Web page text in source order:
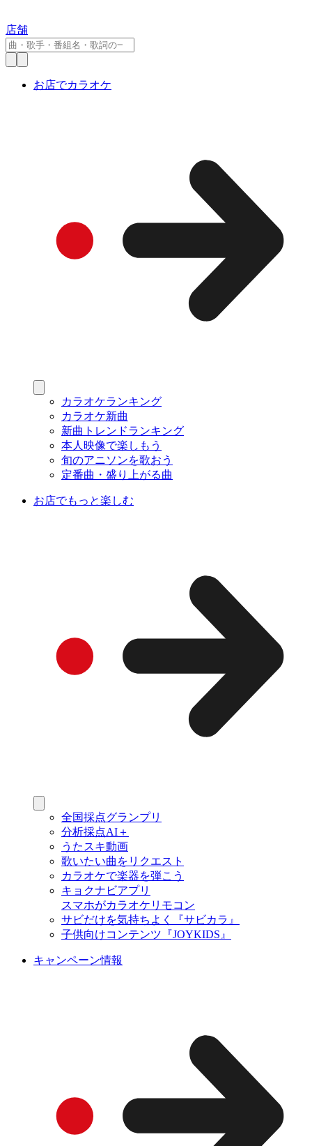
店舗
お店でカラオケ
カラオケランキング
カラオケ新曲
新曲トレンドランキング
本人映像で楽しもう
旬のアニソンを歌おう
定番曲・盛り上がる曲
お店でもっと楽しむ
全国採点グランプリ
分析採点AI＋
うたスキ動画
歌いたい曲をリクエスト
カラオケで楽器を弾こう
キョクナビアプリ
スマホがカラオケリモコン
サビだけを気持ちよく『サビカラ』
子供向けコンテンツ『JOYKIDS』
キャンペーン情報